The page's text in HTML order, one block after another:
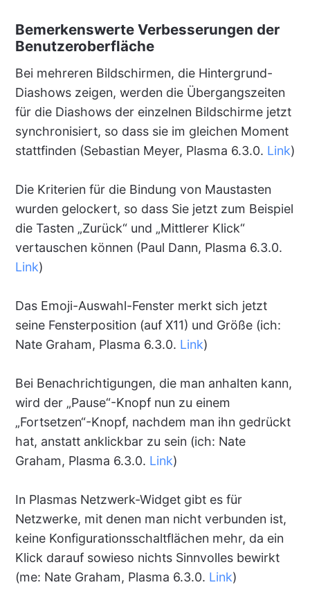
Bemerkenswerte Verbesserungen der
Benutzeroberfläche
Bei mehreren Bildschirmen, die Hintergrund-
Diashows zeigen, werden die Übergangszeiten
für die Diashows der einzelnen Bildschirme jetzt
synchronisiert, so dass sie im gleichen Moment
stattfinden (Sebastian Meyer, Plasma 6.3.0. Link)
Die Kriterien für die Bindung von Maustasten
wurden gelockert, so dass Sie jetzt zum Beispiel
die Tasten „Zurück“ und „Mittlerer Klick“
vertauschen können (Paul Dann, Plasma 6.3.0.
Link)
Das Emoji-Auswahl-Fenster merkt sich jetzt
seine Fensterposition (auf X11) und Größe (ich:
Nate Graham, Plasma 6.3.0. Link)
Bei Benachrichtigungen, die man anhalten kann,
wird der „Pause“-Knopf nun zu einem
„Fortsetzen“-Knopf, nachdem man ihn gedrückt
hat, anstatt anklickbar zu sein (ich: Nate
Graham, Plasma 6.3.0. Link)
In Plasmas Netzwerk-Widget gibt es für
Netzwerke, mit denen man nicht verbunden ist,
keine Konfigurationsschaltflächen mehr, da ein
Klick darauf sowieso nichts Sinnvolles bewirkt
(me: Nate Graham, Plasma 6.3.0. Link)